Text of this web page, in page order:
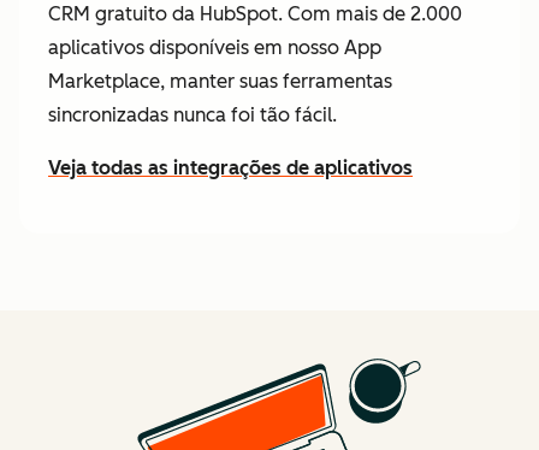
CRM gratuito da HubSpot. Com mais de 2.000
aplicativos disponíveis em nosso App
Marketplace, manter suas ferramentas
sincronizadas nunca foi tão fácil.
Veja todas as integrações de aplicativos